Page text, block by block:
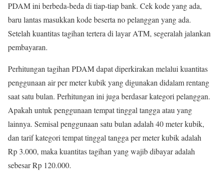
PDAM ini berbeda-beda di tiap-tiap bank. Cek kode yang ada,
baru lantas masukkan kode beserta no pelanggan yang ada.
Setelah kuantitas tagihan tertera di layar ATM, segeralah jalankan
pembayaran.
Perhitungan tagihan PDAM dapat diperkirakan melalui kuantitas
penggunaan air per meter kubik yang digunakan didalam rentang
saat satu bulan. Perhitungan ini juga berdasar kategori pelanggan.
Apakah untuk penggunaan tempat tinggal tangga atau yang
lainnya. Semisal penggunaan satu bulan adalah 40 meter kubik,
dan tarif kategori tempat tinggal tangga per meter kubik adalah
Rp 3.000, maka kuantitas tagihan yang wajib dibayar adalah
sebesar Rp 120.000.